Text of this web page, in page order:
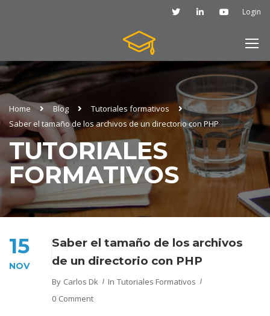
Login
Home Blog
Tutoriales formativos
Saber el tamaño de los archivos de un directorio con PHP
TUTORIALES
FORMATIVOS
15
NOV
Saber el tamaño de los archivos
de un directorio con PHP
By Carlos Dk In Tutoriales Formativos
0 Comment